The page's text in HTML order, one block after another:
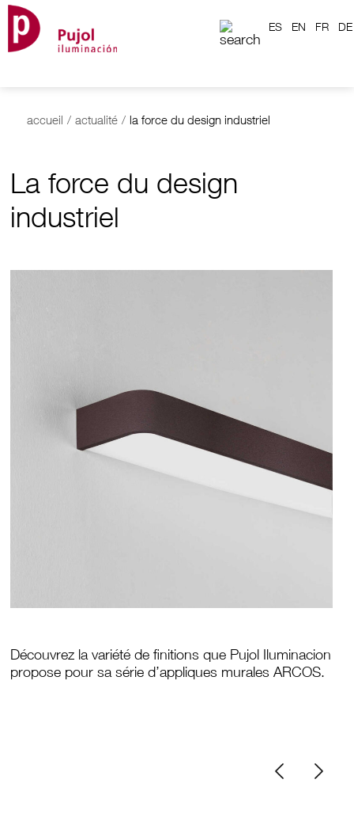
ES EN FR DE
accueil / actualité / la force du design industriel
La force du design
industriel
Découvrez la variété de finitions que Pujol Iluminacion
propose pour sa série d’appliques murales ARCOS.